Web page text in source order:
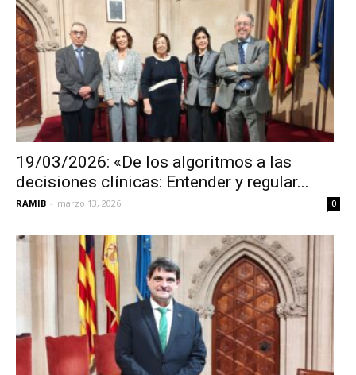
19/03/2026: «De los algoritmos a las
decisiones clínicas: Entender y regular...
RAMIB - marzo 13, 2026 0